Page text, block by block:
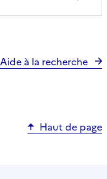
Aide à la recherche
Haut de page